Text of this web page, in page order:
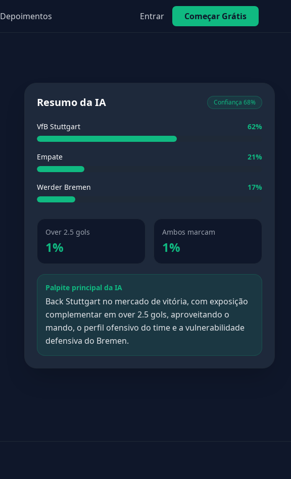
Depoimentos Entrar Começar Grátis
Resumo da IA Confiança 68%
VfB Stuttgart 62%
Empate 21%
Werder Bremen 17%
Over 2.5 gols
1%
Ambos marcam
1%
Palpite principal da IA
Back Stuttgart no mercado de vitória, com exposição
complementar em over 2.5 gols, aproveitando o
mando, o perfil ofensivo do time e a vulnerabilidade
defensiva do Bremen.